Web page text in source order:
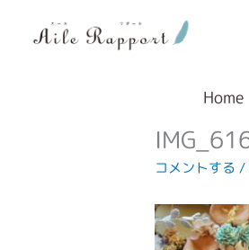
Home
コメントする /